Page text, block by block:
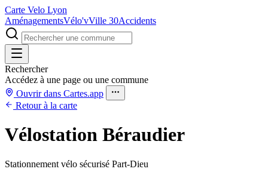
Carte Velo Lyon
AménagementsVélo'vVille 30Accidents
Rechercher
Accédez à une page ou une commune
Ouvrir dans Cartes.app
Retour à la carte
Vélostation Béraudier
Stationnement vélo sécurisé Part-Dieu